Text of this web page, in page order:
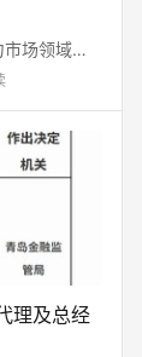
场领域行
因存在不
理及总经